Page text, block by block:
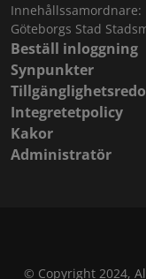
Innehållssamordnare:
Göteborgs Stad
Beställ inloggning
Synpunkter
Integretetpolicy
Kakor
Administratör
© Copyright 2024,